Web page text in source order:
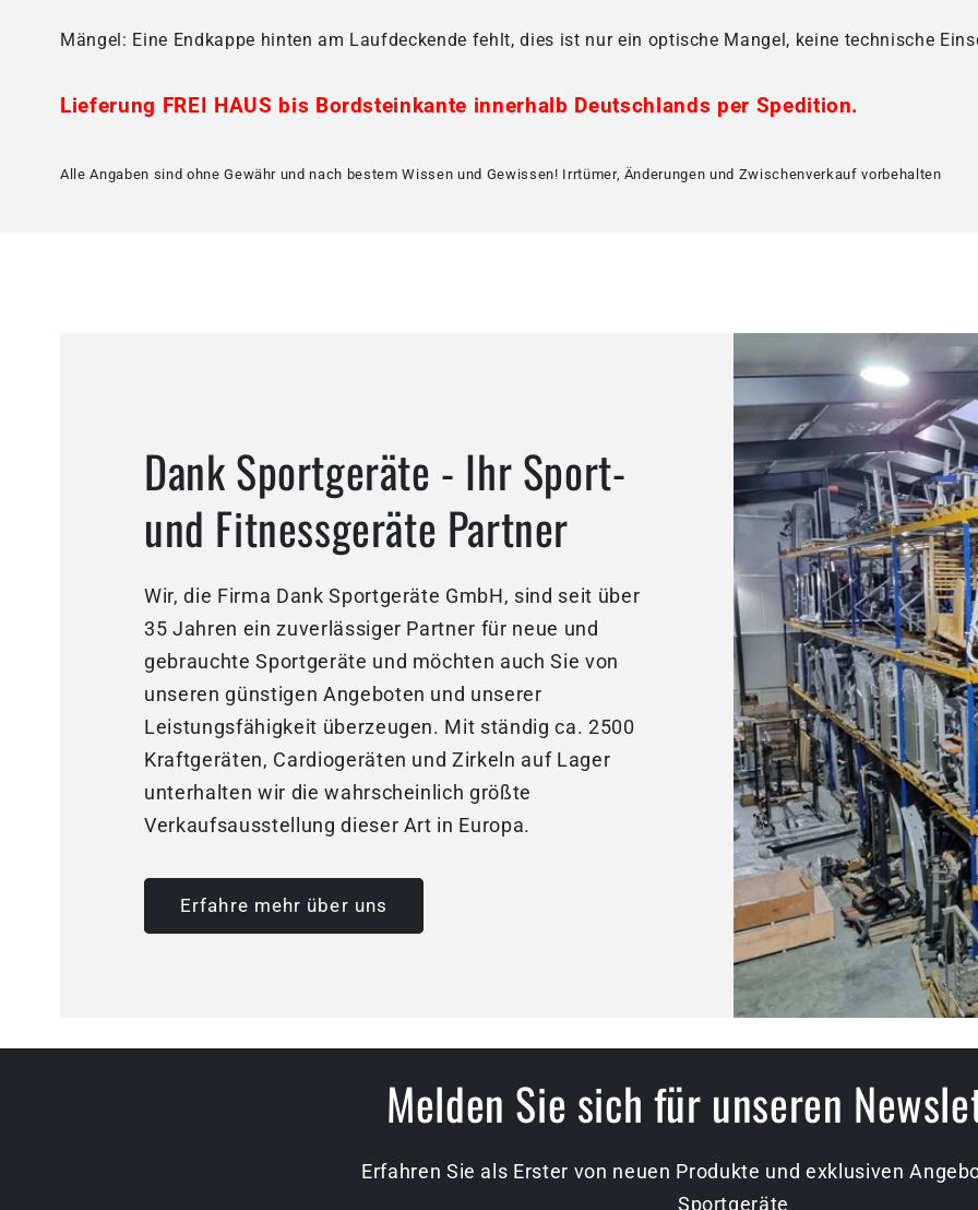
Mängel: Eine Endkappe hinten am Laufdeckende fehlt, dies ist nur ein optische Mangel, keine technische
Lieferung FREI HAUS bis Bordsteinkante innerhalb Deutschlands per Spedition.
Alle Angaben sind ohne Gewähr und nach bestem Wissen und Gewissen! Irrtümer, Änderungen und Zwischenverkauf vorbehalten
Dank Sportgeräte - Ihr Sport-
und Fitnessgeräte Partner
Wir, die Firma Dank Sportgeräte GmbH, sind seit über
35 Jahren ein zuverlässiger Partner für neue und
gebrauchte Sportgeräte und möchten auch Sie von
unseren günstigen Angeboten und unserer
Leistungsfähigkeit überzeugen. Mit ständig ca. 2500
Kraftgeräten, Cardiogeräten und Zirkeln auf Lager
unterhalten wir die wahrscheinlich größte
Verkaufsausstellung dieser Art in Europa.
Erfahre mehr über uns
Melden Sie sich für unseren
Erfahren Sie als Erster von neuen Produkte und exklusiven
Sportgeräte